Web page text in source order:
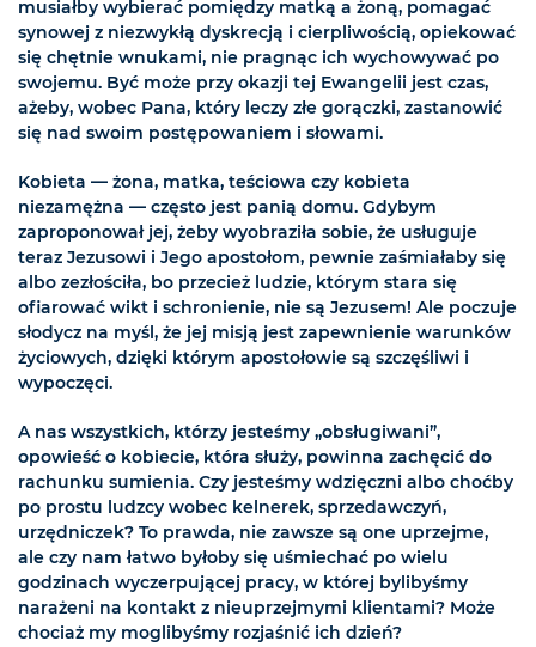
musiałby wybierać pomiędzy matką a żoną, pomagać
synowej z niezwykłą dyskrecją i cierpliwością, opiekować
się chętnie wnukami, nie pragnąc ich wychowywać po
swojemu. Być może przy okazji tej Ewangelii jest czas,
ażeby, wobec Pana, który leczy złe gorączki, zastanowić
się nad swoim postępowaniem i słowami.
Kobieta — żona, matka, teściowa czy kobieta
niezamężna — często jest panią domu. Gdybym
zaproponował jej, żeby wyobraziła sobie, że usługuje
teraz Jezusowi i Jego apostołom, pewnie zaśmiałaby się
albo zezłościła, bo przecież ludzie, którym stara się
ofiarować wikt i schronienie, nie są Jezusem! Ale poczuje
słodycz na myśl, że jej misją jest zapewnienie warunków
życiowych, dzięki którym apostołowie są szczęśliwi i
wypoczęci.
A nas wszystkich, którzy jesteśmy „obsługiwani”,
opowieść o kobiecie, która służy, powinna zachęcić do
rachunku sumienia. Czy jesteśmy wdzięczni albo choćby
po prostu ludzcy wobec kelnerek, sprzedawczyń,
urzędniczek? To prawda, nie zawsze są one uprzejme,
ale czy nam łatwo byłoby się uśmiechać po wielu
godzinach wyczerpującej pracy, w której bylibyśmy
narażeni na kontakt z nieuprzejmymi klientami? Może
chociaż my moglibyśmy rozjaśnić ich dzień?